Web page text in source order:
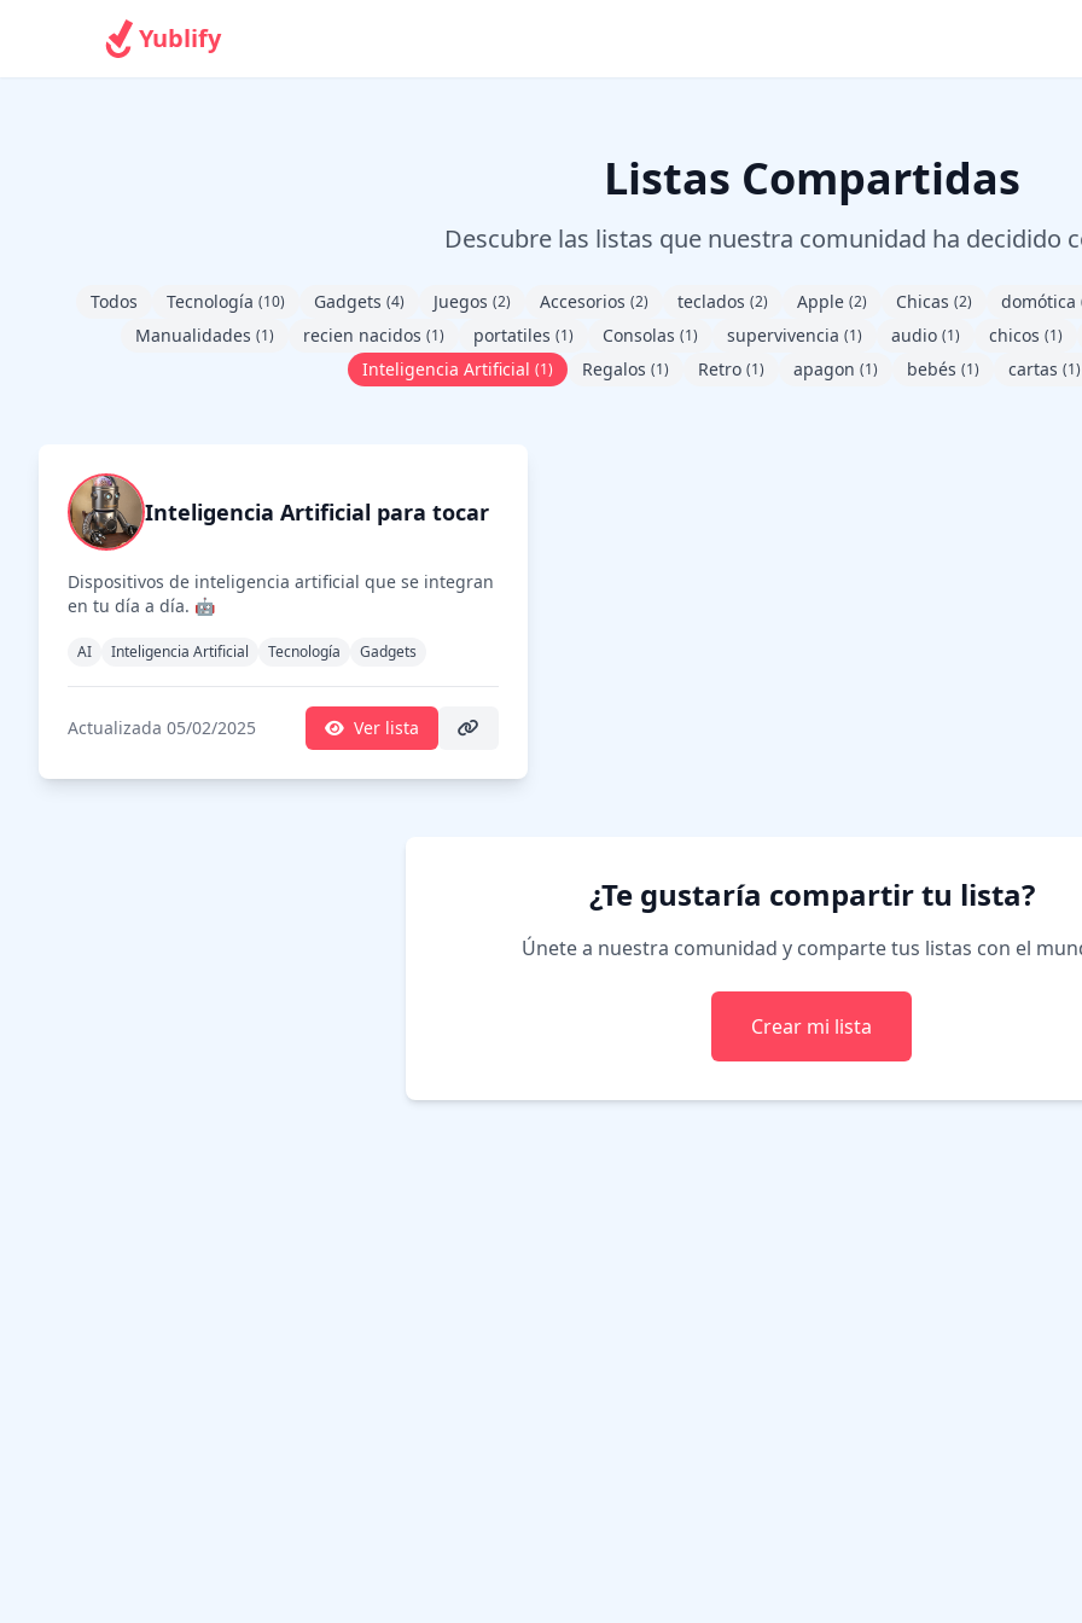
Yublify
Listas Compartidas
Descubre las listas que nuestra comunidad ha decidido
Todos Tecnología (10) Gadgets (4) Juegos (2) Accesorios (2) teclados (2) Apple (2) Chicas (2) domótica
Manualidades (1) recien nacidos (1) portatiles (1) Consolas (1) supervivencia (1) audio (1) chicos (1)
Inteligencia Artificial (1) Regalos (1) Retro (1) apagon (1) bebés (1) cartas (1)
Inteligencia Artificial para tocar
Dispositivos de inteligencia artificial que se integran
en tu día a día. 🤖
AI Inteligencia Artificial Tecnología Gadgets
Actualizada 05/02/2025 Ver lista
¿Te gustaría compartir tu lista?
Únete a nuestra comunidad y comparte tus listas con el
Crear mi lista